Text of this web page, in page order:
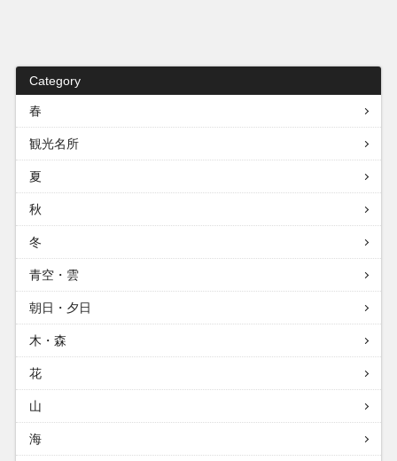
Category
春
観光名所
夏
秋
冬
青空・雲
朝日・夕日
木・森
花
山
海